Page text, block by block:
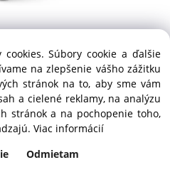
Q2P – ALFA Forni
Súbory cookie a ďalšie
na zlepšenie vášho zážitku
stránok na to, aby sme vám
a cielené reklamy, na analýzu
stránok a na pochopenie toho,
Viac informácií
Odmietam